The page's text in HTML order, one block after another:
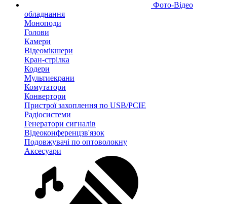
Фото-Відео
обладнання
Моноподи
Голови
Камери
Відеомікшери
Кран-стрілка
Кодери
Мультиекрани
Комутатори
Конвертори
Пристрої захоплення по USB/PCIE
Радіосистеми
Генератори сигналів
Відеоконференцзв'язок
Подовжувачі по оптоволокну
Аксесуари